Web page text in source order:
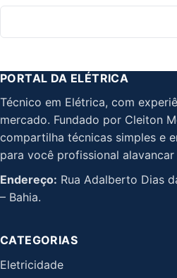
PORTAL DA ELÉTRICA
Técnico em Elétrica, com
mercado. Fundado por Cleiton
compartilha técnicas simples e
para você profissional alavancar
Endereço: Rua Adalberto Dias
– Bahia.
CATEGORIAS
Eletricidade